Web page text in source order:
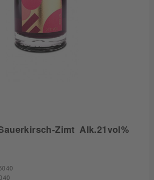
Zimt Alk.21vol%